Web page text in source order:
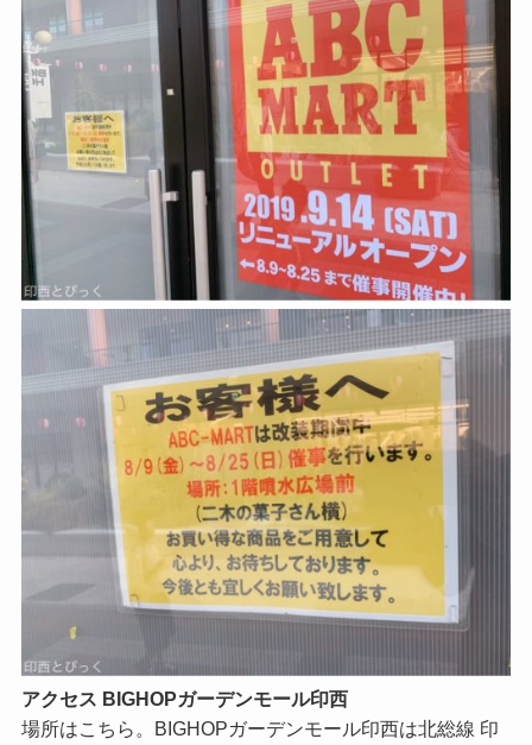
アクセス BIGHOPガーデンモール印西
場所はこちら。BIGHOPガーデンモール印西は北総線 印